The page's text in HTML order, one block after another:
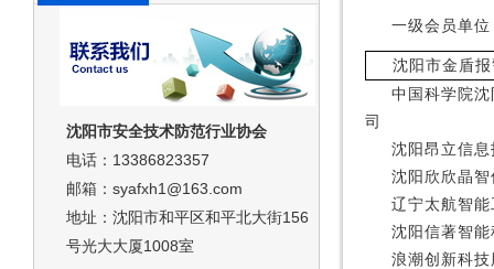
沈阳市安全技术防范行业协会
电话：13386823357
邮箱：syafxh1@163.com
地址：沈阳市和平区和平北大街156
号光大大厦1008室
一级会员单位
沈阳市金盾
中国科学院
司
沈阳昂立信
沈阳欣欣晶
辽宁太航智
沈阳信著智
浪潮创新科